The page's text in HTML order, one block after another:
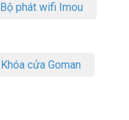
Bộ phát wifi Imou
Khóa cửa Goman